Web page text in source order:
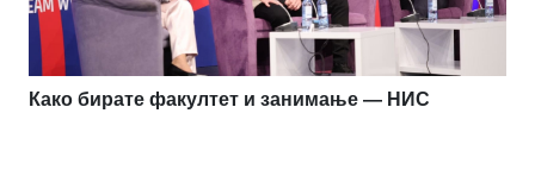
Како бирате факултет и занимање — НИС